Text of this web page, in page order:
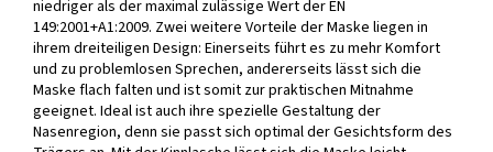
niedriger als der maximal zulässige Wert der EN
149:2001+A1:2009. Zwei weitere Vorteile der Maske liegen in
ihrem dreiteiligen Design: Einerseits führt es zu mehr Komfort
und zu problemlosen Sprechen, andererseits lässt sich die
Maske flach falten und ist somit zur praktischen Mitnahme
geeignet. Ideal ist auch ihre spezielle Gestaltung der
Nasenregion, denn sie passt sich optimal der Gesichtsform des